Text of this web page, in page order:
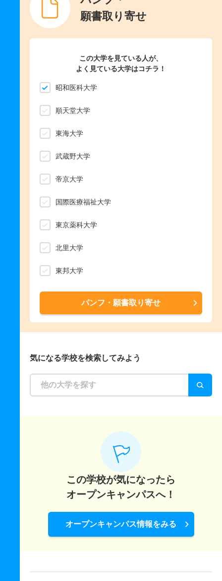
願書取り寄せ
この大学を見ている人が、
よく見ている大学はコチラ！
昭和医科大学
順天堂大学
東海大学
武蔵野大学
帝京大学
国際医療福祉大学
東京薬科大学
北里大学
東邦大学
パンフ・願書取り寄せ
気になる学校を検索してみよう
この学校が気になったら
オープンキャンパスへ！
オープンキャンパス情報をみる